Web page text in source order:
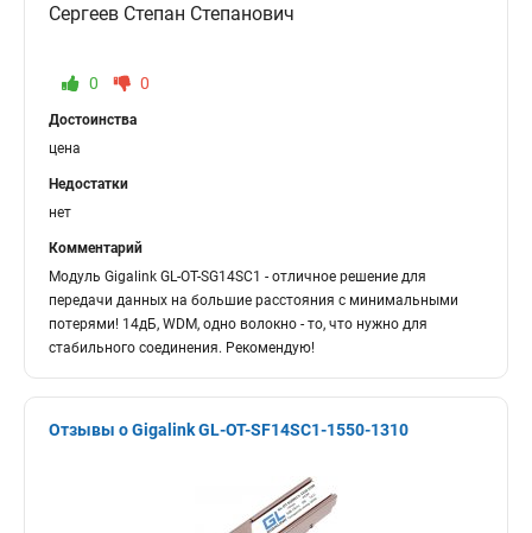
Сергеев Степан Степанович
0 0
Достоинства
цена
Недостатки
нет
Комментарий
Модуль Gigalink GL-OT-SG14SC1 - отличное решение для
передачи данных на большие расстояния с минимальными
потерями! 14дБ, WDM, одно волокно - то, что нужно для
стабильного соединения. Рекомендую!
Отзывы о Gigalink GL-OT-SF14SC1-1550-1310